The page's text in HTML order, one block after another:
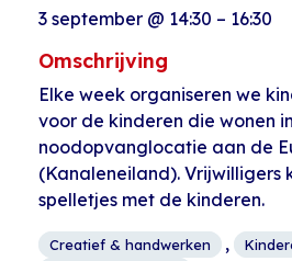
3 september @ 14:30 – 16:30
Omschrijving
Elke week organiseren we
voor de kinderen die wonen
noodopvanglocatie aan de
(Kanaleneiland). Vrijwilligers
spelletjes met de kinderen.
Creatief & handwerken ,